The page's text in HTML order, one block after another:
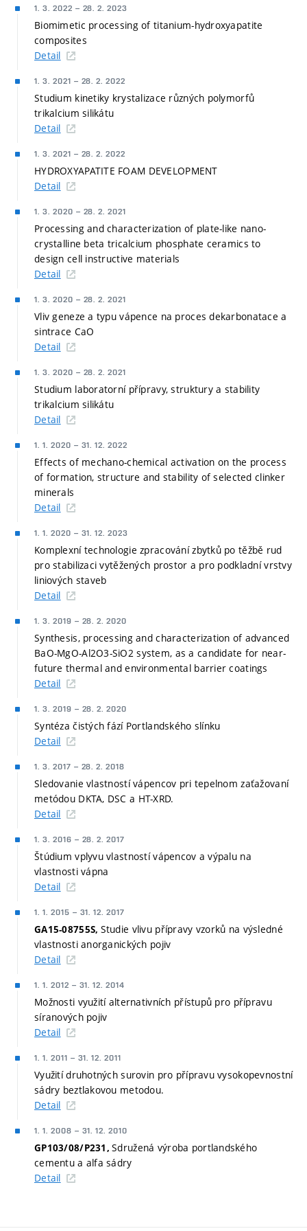
1. 3. 2022 – 28. 2. 2023
Biomimetic processing of titanium-hydroxyapatite
composites
Detail
1. 3. 2021 – 28. 2. 2022
Studium kinetiky krystalizace různých polymorfů
trikalcium silikátu
Detail
1. 3. 2021 – 28. 2. 2022
HYDROXYAPATITE FOAM DEVELOPMENT
Detail
1. 3. 2020 – 28. 2. 2021
Processing and characterization of plate-like nano-
crystalline beta tricalcium phosphate ceramics to
design cell instructive materials
Detail
1. 3. 2020 – 28. 2. 2021
Vliv geneze a typu vápence na proces dekarbonatace a
sintrace CaO
Detail
1. 3. 2020 – 28. 2. 2021
Studium laboratorní přípravy, struktury a stability
trikalcium silikátu
Detail
1. 1. 2020 – 31. 12. 2022
Effects of mechano-chemical activation on the process
of formation, structure and stability of selected clinker
minerals
Detail
1. 1. 2020 – 31. 12. 2023
Komplexní technologie zpracování zbytků po těžbě rud
pro stabilizaci vytěžených prostor a pro podkladní vrstvy
liniových staveb
Detail
1. 3. 2019 – 28. 2. 2020
Synthesis, processing and characterization of advanced
BaO-MgO-Al2O3-SiO2 system, as a candidate for near-
future thermal and environmental barrier coatings
Detail
1. 3. 2019 – 28. 2. 2020
Syntéza čistých fází Portlandského slínku
Detail
1. 3. 2017 – 28. 2. 2018
Sledovanie vlastností vápencov pri tepelnom zaťažovaní
metódou DKTA, DSC a HT-XRD.
Detail
1. 3. 2016 – 28. 2. 2017
Štúdium vplyvu vlastností vápencov a výpalu na
vlastnosti vápna
Detail
1. 1. 2015 – 31. 12. 2017
GA15-08755S, Studie vlivu přípravy vzorků na výsledné
vlastnosti anorganických pojiv
Detail
1. 1. 2012 – 31. 12. 2014
Možnosti využití alternativních přístupů pro přípravu
síranových pojiv
Detail
1. 1. 2011 – 31. 12. 2011
Využití druhotných surovin pro přípravu vysokopevnostní
sádry beztlakovou metodou.
Detail
1. 1. 2008 – 31. 12. 2010
GP103/08/P231,Sdružená výroba portlandského
cementu a alfa sádry
Detail